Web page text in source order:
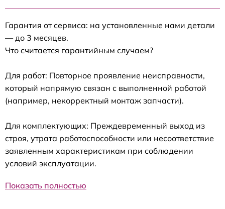
Гарантия от сервиса: на установленные нами детали
— до 3 месяцев.
Что считается гарантийным случаем?
Для работ: Повторное проявление неисправности,
который напрямую связан с выполненной работой
(например, некорректный монтаж запчасти).
Для комплектующих: Преждевременный выход из
строя, утрата работоспособности или несоответствие
заявленным характеристикам при соблюдении
условий эксплуатации.
Показать полностью